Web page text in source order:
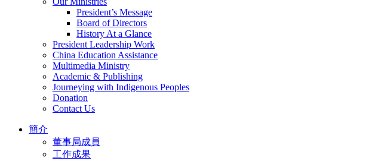
President’s Message
Board of Directors
History At a Glance
President Leadership Work
China Education Assistance
Multimedia Ministry
Academic & Publishing
Journeying with Indigenous Peoples
Donation
Contact Us
簡介
董事局成員
工作成果